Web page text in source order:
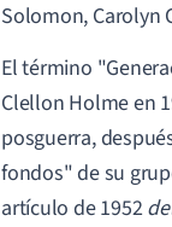
Solomon, Carolyn
El término
Clellon Holme en
posguerra,
fondos" de su
artículo de 1952